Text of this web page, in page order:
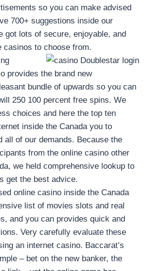
so you can make advised
700+ suggestions inside our
got lots of secure, enjoyable, and
casinos to choose from.
provides the brand new
bundle of upwards so you can
250 100 percent free spins. We
choices and here the top ten
inside the Canada you to
all of our demands. Because the
from the online casino other
we held comprehensive lookup to
get the best advice.
online casino inside the Canada
list of movies slots and real
and you can provides quick and
Very carefully evaluate these
an internet casino. Baccarat’s
– bet on the new banker, the